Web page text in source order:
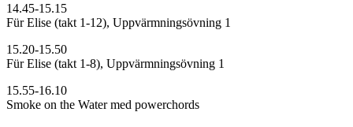
14.45-15.15
Für Elise (takt 1-12), Uppvärmningsövning 1
15.20-15.50
Für Elise (takt 1-8), Uppvärmningsövning 1
15.55-16.10
Smoke on the Water med powerchords